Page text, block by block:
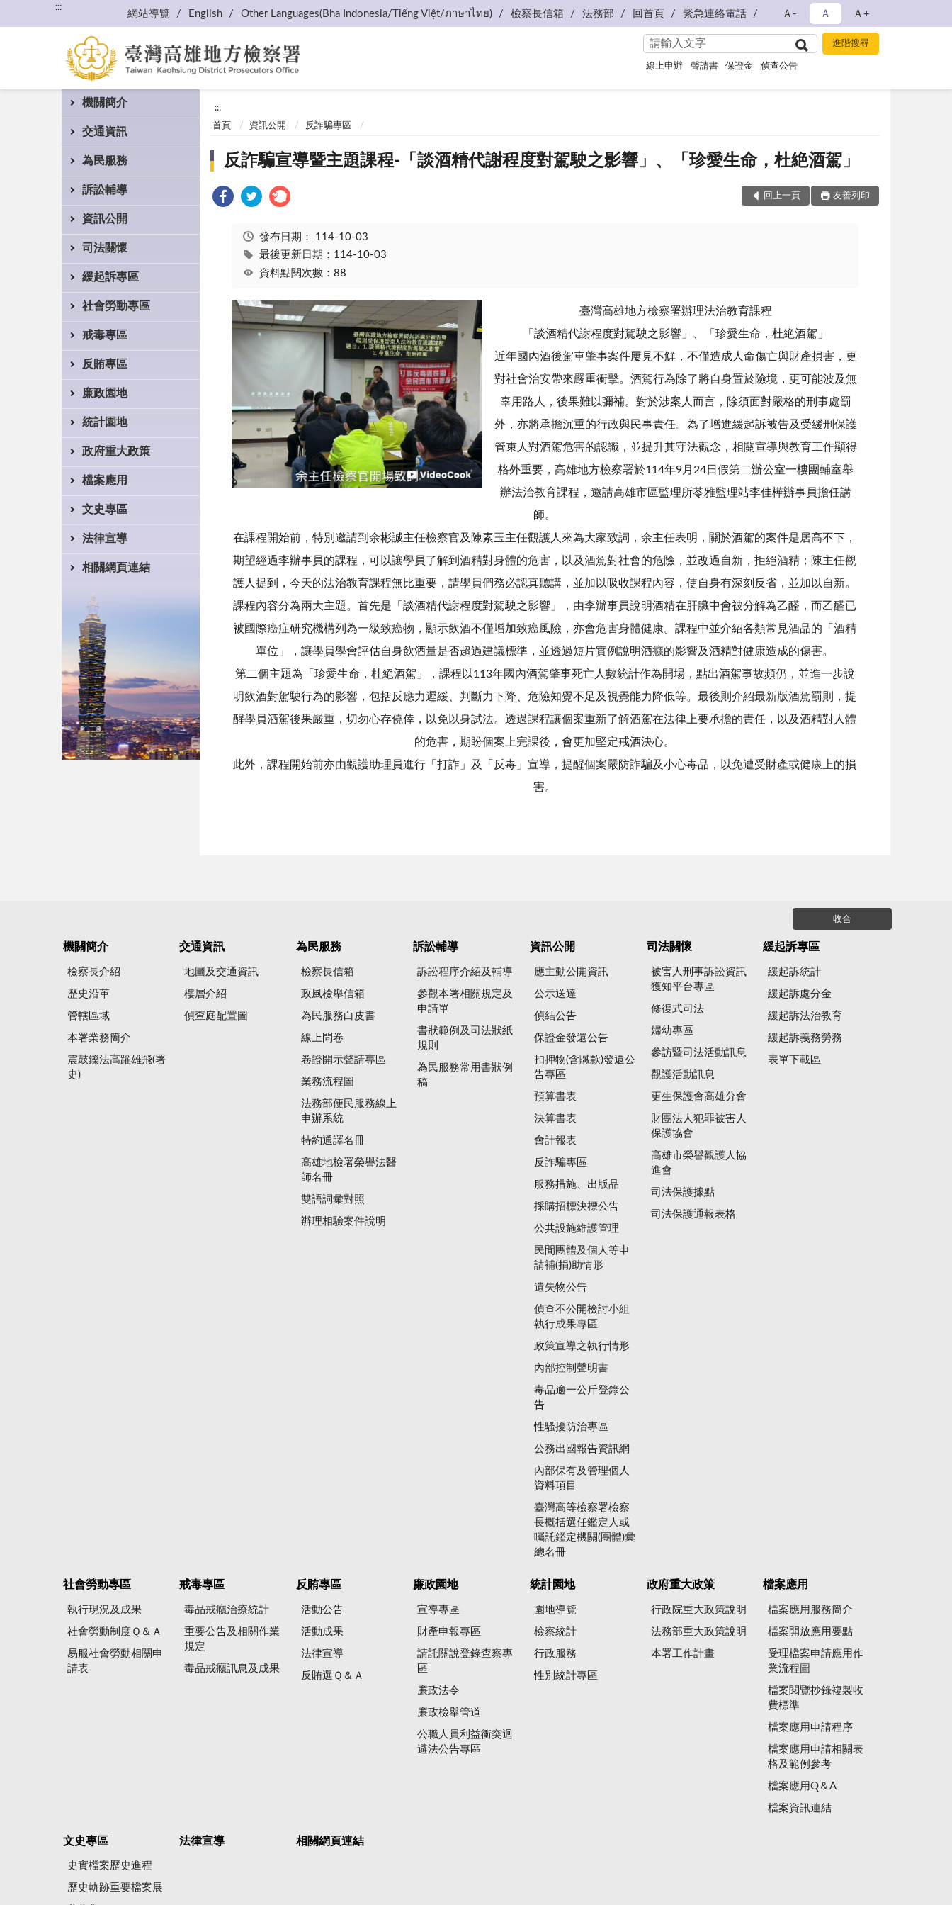
:::
網站導覽 English Other Languages(Bha Indonesia/Tiếng Việt/ภาษาไทย) 檢察長信箱 法務部 回首頁 緊急連絡電話 Ａ- Ａ Ａ+
線上申辦 聲請書 保證金 偵查公告
機關簡介
交通資訊
為民服務
訴訟輔導
資訊公開
司法關懷
緩起訴專區
社會勞動專區
戒毒專區
反賄專區
廉政園地
統計園地
政府重大政策
檔案應用
文史專區
法律宣導
相關網頁連結
:::
首頁 資訊公開 反詐騙專區
反詐騙宣導暨主題課程-「談酒精代謝程度對駕駛之影響」、「珍愛生命，杜絶酒駕」
回上一頁 友善列印
發布日期： 114-10-03
最後更新日期：114-10-03
資料點閱次數：88
臺灣高雄地方檢察署辦理法治教育課程
「談酒精代謝程度對駕駛之影響」、「珍愛生命，杜絶酒駕」
近年國內酒後駕車肇事案件屢見不鮮，不僅造成人命傷亡與財產損害，更
對社會治安帶來嚴重衝擊。酒駕行為除了將自身置於險境，更可能波及無
辜用路人，後果難以彌補。對於涉案人而言，除須面對嚴格的刑事處罰
外，亦將承擔沉重的行政與民事責任。為了增進緩起訴被告及受緩刑保護
管束人對酒駕危害的認識，並提升其守法觀念，相關宣導與教育工作顯得
格外重要，高雄地方檢察署於114年9月24日假第二辦公室一樓團輔室舉
辦法治教育課程，邀請高雄市區監理所苓雅監理站李佳樺辦事員擔任講
師。
在課程開始前，特別邀請到余彬誠主任檢察官及陳素玉主任觀護人來為大家致詞，余主任表明，關於酒駕的案件是居高不下，
期望經過李辦事員的課程，可以讓學員了解到酒精對身體的危害，以及酒駕對社會的危險，並改過自新，拒絕酒精；陳主任觀
護人提到，今天的法治教育課程無比重要，請學員們務必認真聽講，並加以吸收課程內容，使自身有深刻反省，並加以自新。
課程內容分為兩大主題。首先是「談酒精代謝程度對駕駛之影響」，由李辦事員說明酒精在肝臟中會被分解為乙醛，而乙醛已
被國際癌症研究機構列為一級致癌物，顯示飲酒不僅增加致癌風險，亦會危害身體健康。課程中並介紹各類常見酒品的「酒精
單位」，讓學員學會評估自身飲酒量是否超過建議標準，並透過短片實例說明酒癮的影響及酒精對健康造成的傷害。
第二個主題為「珍愛生命，杜絕酒駕」，課程以113年國內酒駕肇事死亡人數統計作為開場，點出酒駕事故頻仍，並進一步說
明飲酒對駕駛行為的影響，包括反應力遲緩、判斷力下降、危險知覺不足及視覺能力降低等。最後則介紹最新版酒駕罰則，提
醒學員酒駕後果嚴重，切勿心存僥倖，以免以身試法。透過課程讓個案重新了解酒駕在法律上要承擔的責任，以及酒精對人體
的危害，期盼個案上完課後，會更加堅定戒酒決心。
此外，課程開始前亦由觀護助理員進行「打詐」及「反毒」宣導，提醒個案嚴防詐騙及小心毒品，以免遭受財產或健康上的損
害。
收合
機關簡介
檢察長介紹
歷史沿革
管轄區域
本署業務簡介
震鼓鑠法高躍雄飛(署
史)
交通資訊
地圖及交通資訊
樓層介紹
偵查庭配置圖
為民服務
檢察長信箱
政風檢舉信箱
為民服務白皮書
線上問卷
卷證開示聲請專區
業務流程圖
法務部便民服務線上
申辦系統
特約通譯名冊
高雄地檢署榮譽法醫
師名冊
雙語詞彙對照
辦理相驗案件說明
訴訟輔導
訴訟程序介紹及輔導
參觀本署相關規定及
申請單
書狀範例及司法狀紙
規則
為民服務常用書狀例
稿
資訊公開
應主動公開資訊
公示送達
偵結公告
保證金發還公告
扣押物(含贓款)發還公
告專區
預算書表
決算書表
會計報表
反詐騙專區
服務措施、出版品
採購招標決標公告
公共設施維護管理
民間團體及個人等申
請補(捐)助情形
遺失物公告
偵查不公開檢討小組
執行成果專區
政策宣導之執行情形
內部控制聲明書
毒品逾一公斤登錄公
告
性騷擾防治專區
公務出國報告資訊網
內部保有及管理個人
資料項目
臺灣高等檢察署檢察
長概括選任鑑定人或
囑託鑑定機關(團體)彙
總名冊
司法關懷
被害人刑事訴訟資訊
獲知平台專區
修復式司法
婦幼專區
參訪暨司法活動訊息
觀護活動訊息
更生保護會高雄分會
財團法人犯罪被害人
保護協會
高雄市榮譽觀護人協
進會
司法保護據點
司法保護通報表格
緩起訴專區
緩起訴統計
緩起訴處分金
緩起訴法治教育
緩起訴義務勞務
表單下載區
社會勞動專區
執行現況及成果
社會勞動制度Ｑ＆Ａ
易服社會勞動相關申
請表
戒毒專區
毒品戒癮治療統計
重要公告及相關作業
規定
毒品戒癮訊息及成果
反賄專區
活動公告
活動成果
法律宣導
反賄選Ｑ＆Ａ
廉政園地
宣導專區
財產申報專區
請託關說登錄查察專
區
廉政法令
廉政檢舉管道
公職人員利益衝突迴
避法公告專區
統計園地
園地導覽
檢察統計
行政服務
性別統計專區
政府重大政策
行政院重大政策說明
法務部重大政策說明
本署工作計畫
檔案應用
檔案應用服務簡介
檔案開放應用要點
受理檔案申請應用作
業流程圖
檔案閱覽抄錄複製收
費標準
檔案應用申請程序
檔案應用申請相關表
格及範例參考
檔案應用Q＆A
檔案資訊連結
文史專區
史實檔案歷史進程
歷史軌跡重要檔案展
法律宣導 相關網頁連結